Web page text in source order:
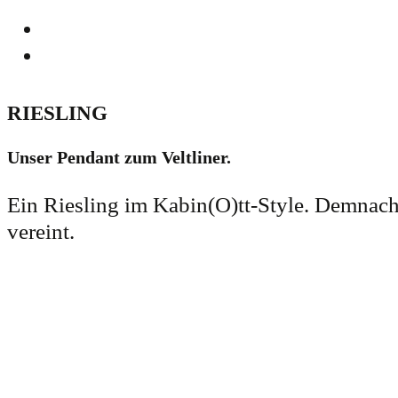
RIESLING
Unser Pendant zum Veltliner.
Ein Riesling im Kabin(O)tt-Style.
vereint.